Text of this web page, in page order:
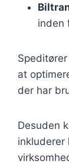
inden
at
der har
Desuden